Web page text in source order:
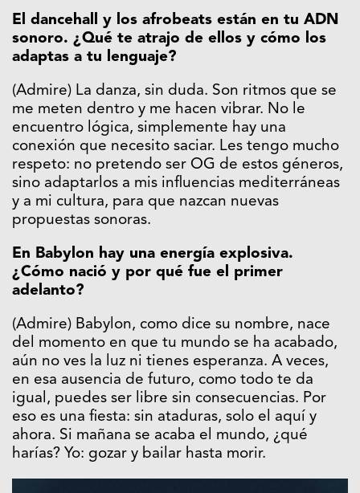
El dancehall y los afrobeats están en tu ADN
sonoro. ¿Qué te atrajo de ellos y cómo los
adaptas a tu lenguaje?
(Admire) La danza, sin duda. Son ritmos que se
me meten dentro y me hacen vibrar. No le
encuentro lógica, simplemente hay una
conexión que necesito saciar. Les tengo mucho
respeto: no pretendo ser OG de estos géneros,
sino adaptarlos a mis influencias mediterráneas
y a mi cultura, para que nazcan nuevas
propuestas sonoras.
En Babylon hay una energía explosiva.
¿Cómo nació y por qué fue el primer
adelanto?
(Admire) Babylon, como dice su nombre, nace
del momento en que tu mundo se ha acabado,
aún no ves la luz ni tienes esperanza. A veces,
en esa ausencia de futuro, como todo te da
igual, puedes ser libre sin consecuencias. Por
eso es una fiesta: sin ataduras, solo el aquí y
ahora. Si mañana se acaba el mundo, ¿qué
harías? Yo: gozar y bailar hasta morir.